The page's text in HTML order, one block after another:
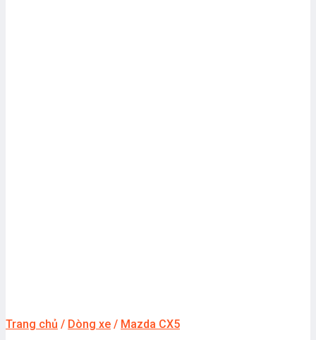
Trang chủ / Dòng xe / Mazda CX5